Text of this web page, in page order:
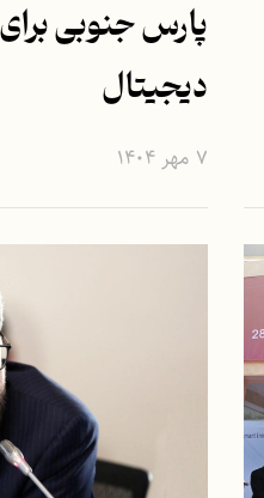
پارس جنوبی
دیجیتال
۷ مهر ۱۴۰۴